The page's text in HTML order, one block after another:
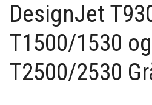
DesignJet
T1500/1530 og
T2500/2530